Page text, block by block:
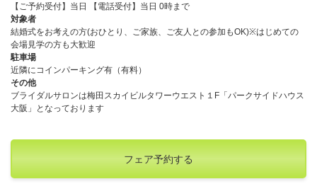
【ご予約受付】当日 【電話受付】当日 0時まで
対象者
結婚式をお考えの方(おひとり、ご家族、ご友人との参加もOK)※はじめての
会場見学の方も大歓迎
駐車場
近隣にコインパーキング有（有料）
その他
ブライダルサロンは梅田スカイビルタワーウエスト１F「パークサイドハウス
大阪」となっております
フェア予約する